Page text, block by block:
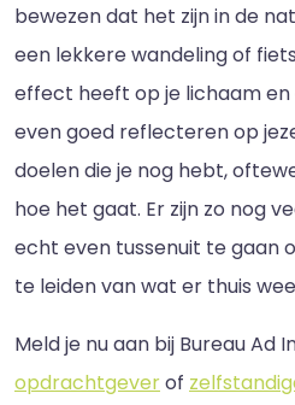
bewezen dat het zijn in de
een lekkere wandeling of
effect heeft op je lichaam en
even goed reflecteren op
doelen die je nog hebt,
hoe het gaat. Er zijn zo nog
echt even tussenuit te gaan
te leiden van wat er thuis
Meld je nu aan bij Bureau Ad
opdrachtgeverof